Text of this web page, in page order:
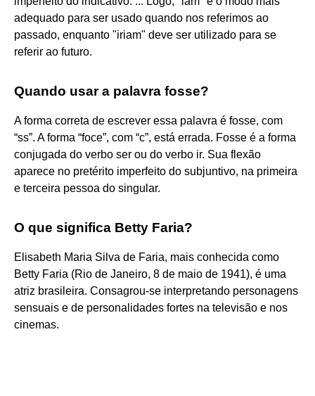
adequado para ser usado quando nos referimos ao
passado, enquanto "iriam" deve ser utilizado para se
referir ao futuro.
Quando usar a palavra fosse?
A forma correta de escrever essa palavra é fosse, com
“ss”. A forma “foce”, com “c”, está errada. Fosse é a forma
conjugada do verbo ser ou do verbo ir. Sua flexão
aparece no pretérito imperfeito do subjuntivo, na primeira
e terceira pessoa do singular.
O que significa Betty Faria?
Elisabeth Maria Silva de Faria, mais conhecida como
Betty Faria (Rio de Janeiro, 8 de maio de 1941), é uma
atriz brasileira. Consagrou-se interpretando personagens
sensuais e de personalidades fortes na televisão e nos
cinemas.